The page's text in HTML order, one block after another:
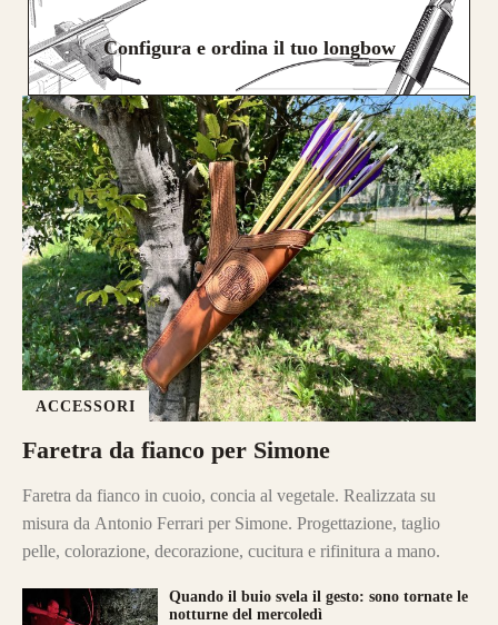
Configura e ordina il tuo longbow
ACCESSORI
Faretra da fianco per Simone
Faretra da fianco in cuoio, concia al vegetale. Realizzata su
misura da Antonio Ferrari per Simone. Progettazione, taglio
pelle, colorazione, decorazione, cucitura e rifinitura a mano.
Quando il buio svela il gesto: sono tornate le
notturne del mercoledì